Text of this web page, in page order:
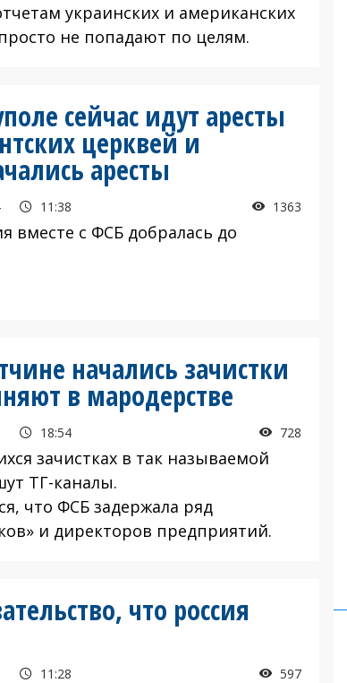
украинских и американских
не попадают по целям.
сейчас идут аресты
церквей и
аресты
11:38 1363
вместе с ФСБ добралась до
начались зачистки
в мародерстве
18:54 728
зачистках в так называемой
ТГ-каналы.
что ФСБ задержала ряд
и директоров предприятий.
что россия
11:28 597